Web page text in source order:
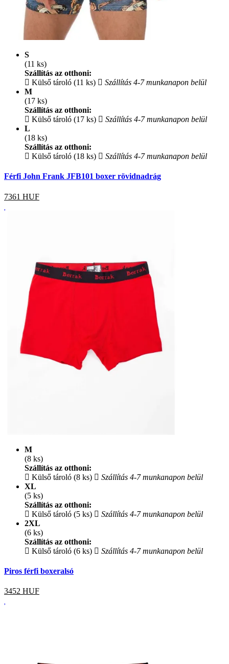
S
(11 ks)
Szállítás az otthoni:
Külső tároló (11 ks)
Szállítás 4-7 munkanapon belül
M
(17 ks)
Szállítás az otthoni:
Külső tároló (17 ks)
Szállítás 4-7 munkanapon belül
L
(18 ks)
Szállítás az otthoni:
Külső tároló (18 ks)
Szállítás 4-7 munkanapon belül
Férfi John Frank JFB101 boxer rövidnadrág
7361 HUF
M
(8 ks)
Szállítás az otthoni:
Külső tároló (8 ks)
Szállítás 4-7 munkanapon belül
XL
(5 ks)
Szállítás az otthoni:
Külső tároló (5 ks)
Szállítás 4-7 munkanapon belül
2XL
(6 ks)
Szállítás az otthoni:
Külső tároló (6 ks)
Szállítás 4-7 munkanapon belül
Piros férfi boxeralsó
3452 HUF